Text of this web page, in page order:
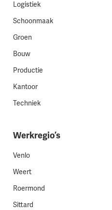
Logistiek
Schoonmaak
Groen
Bouw
Productie
Kantoor
Techniek
Werkregio’s
Venlo
Weert
Roermond
Sittard